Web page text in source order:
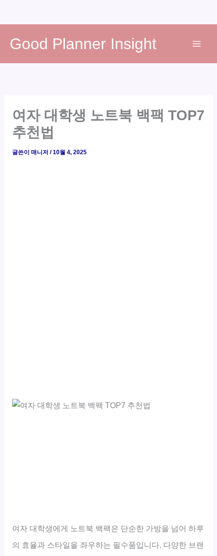
Good Planner Insight
여자 대학생 노트북 백팩 TOP7
추천법
글쓴이매니저/10월 4, 2025
여자 대학생에게 노트북 백팩은 단순한 가방을 넘어 하루
의 효율과 스타일을 좌우하는 필수품입니다. 다양한 브랜